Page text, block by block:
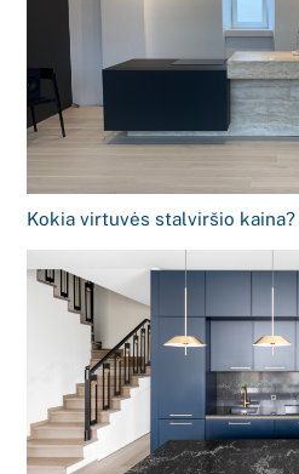
Kokia virtuvės stalviršio kaina?